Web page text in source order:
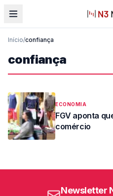
Início/confiança
confiança
ECONOMIA
FGV aponta
comércio
Newsletter